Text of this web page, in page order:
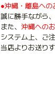
●沖縄・離島へ
誠に勝手ながら
また、 沖縄への
システム上、ご
当店よりお送り